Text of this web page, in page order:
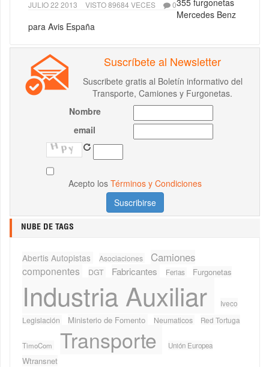
JULIO 22 2013 VISTO 89684 VECES 0
Mercedes Benz
para Avis España
Suscríbete al Newsletter
Suscribete gratis al Boletín informativo del
Transporte, Camiones y Furgonetas.
Nombre
email
Acepto los Términos y Condiciones
NUBE DE TAGS
Abertis Autopistas Asociaciones Camiones
componentes DGT Fabricantes Ferias Furgonetas
Industria Auxiliar
Iveco
Legislación
Ministerio de Fomento Neumaticos Red Tortuga
TimoCom Transporte Unión Europea
Wtransnet